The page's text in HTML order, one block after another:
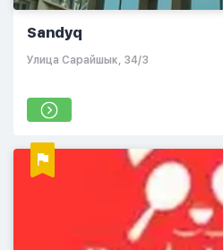
Sandyq
Улица Сарайшык, 34/3